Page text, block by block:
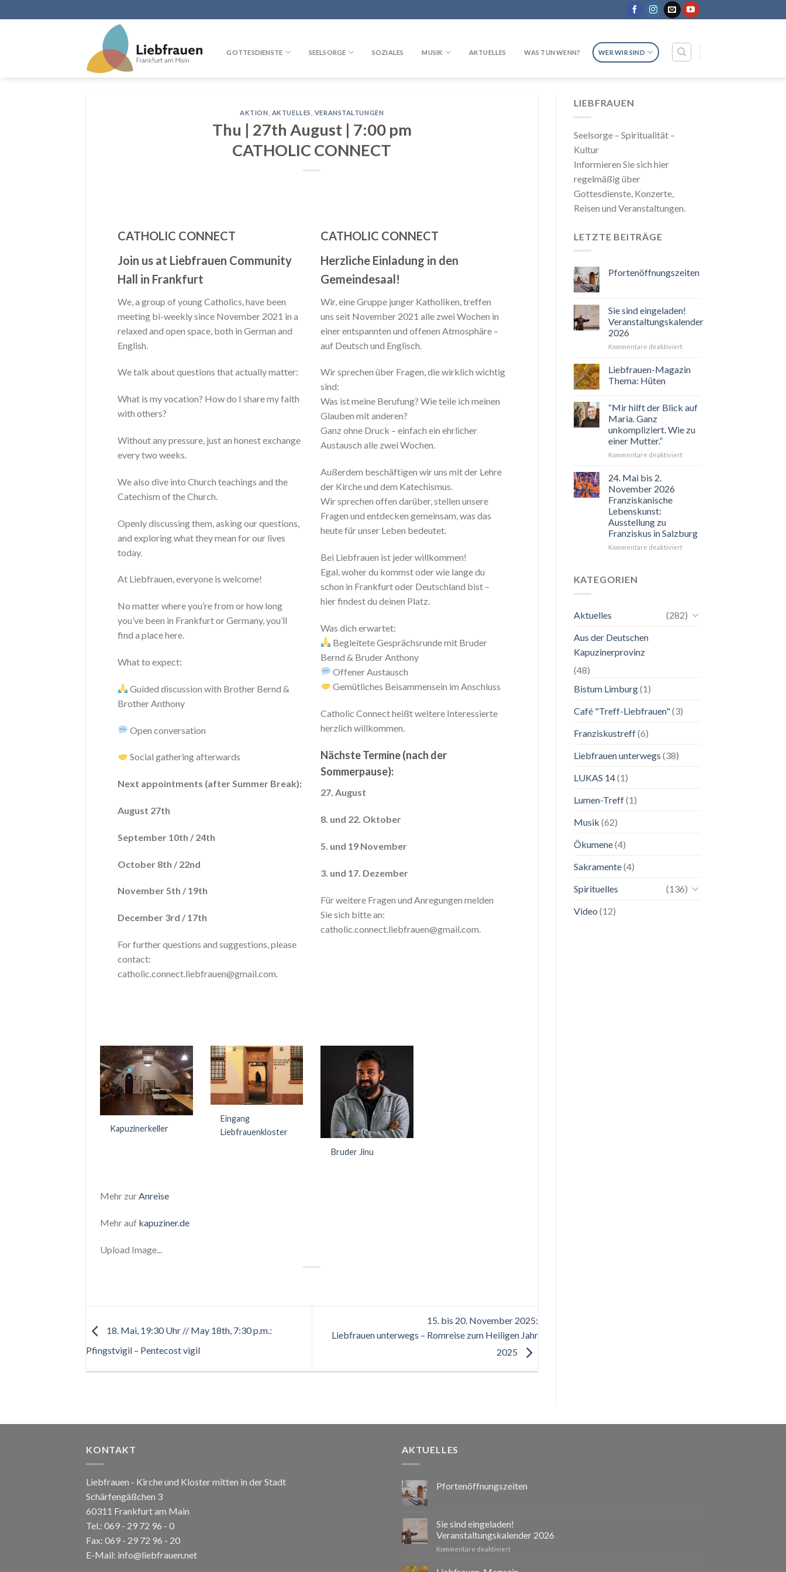
to
GOTTESDIENSTE SEELSORGE SOZIALES MUSIK AKTUELLES WAS TUN WENN? WER WIR SIND
AKTION AKTUELLES VERANSTALTUNGEN
Thu | 27th August | 7:00 pm
CATHOLIC CONNECT
CATHOLIC CONNECT
Join us at Liebfrauen Community
Hall in Frankfurt
We, a group of young Catholics, have been
meeting bi-weekly since November 2021 in a
relaxed and open space, both in German and
English.
We talk about questions that actually matter:
What is my vocation? How do I share my faith
with others?
Without any pressure, just an honest exchange
every two weeks.
We also dive into Church teachings and the
Catechism of the Church.
Openly discussing them, asking our questions,
and exploring what they mean for our lives
today.
At Liebfrauen, everyone is welcome!
No matter where you’re from or how long
you’ve been in Frankfurt or Germany, you’ll
find a place here.
What to expect:
Guided discussion with Brother Bernd &
Brother Anthony
Open conversation
Social gathering afterwards
Next appointments (after Summer Break):
August 27th
September 10th / 24th
October 8th / 22nd
November 5th / 19th
December 3rd / 17th
For further questions and suggestions, please
contact:
catholic.connect.liebfrauen@gmail.com.
CATHOLIC CONNECT
Herzliche Einladung in den
Gemeindesaal!
Wir, eine Gruppe junger Katholiken, treffen
uns seit November 2021 alle zwei Wochen in
einer entspannten und offenen Atmosphäre –
auf Deutsch und Englisch.
Wir sprechen über Fragen, die wirklich wichtig
sind:
Was ist meine Berufung? Wie teile ich meinen
Glauben mit anderen?
Ganz ohne Druck – einfach ein ehrlicher
Austausch alle zwei Wochen.
Außerdem beschäftigen wir uns mit der Lehre
der Kirche und dem Katechismus.
Wir sprechen offen darüber, stellen unsere
Fragen und entdecken gemeinsam, was das
heute für unser Leben bedeutet.
Bei Liebfrauen ist jeder willkommen!
Egal, woher du kommst oder wie lange du
schon in Frankfurt oder Deutschland bist –
hier findest du deinen Platz.
Was dich erwartet:
Begleitete Gesprächsrunde mit Bruder
Bernd & Bruder Anthony
Offener Austausch
Gemütliches Beisammensein im Anschluss
Catholic Connect heißt weitere Interessierte
herzlich willkommen.
Nächste Termine (nach der
Sommerpause):
27. August
8. und 22. Oktober
5. und 19 November
3. und 17. Dezember
Für weitere Fragen und Anregungen melden
Sie sich bitte an:
catholic.connect.liebfrauen@gmail.com.
Kapuzinerkeller
Eingang
Liebfrauenkloster
Bruder Jinu
Mehr zurAnreise
Mehr auf kapuziner.de
Upload Image...
18. Mai, 19:30 Uhr // May 18th, 7:30 p.m.:
Pfingstvigil – Pentecost vigil
15. bis 20. November 2025:
Liebfrauen unterwegs – Romreise zum Heiligen Jahr
2025
LIEBFRAUEN
Seelsorge – Spiritualität –
Kultur
Informieren Sie sich hier
regelmäßig über
Gottesdienste, Konzerte,
Reisen und Veranstaltungen.
LETZTE BEITRÄGE
Pfortenöffnungszeiten
Sie sind eingeladen!
Veranstaltungskalender
2026
Kommentare deaktiviertfür
sind
Liebfrauen-Magazin
Thema: Hüten
“Mir hilft der Blick auf
Maria. Ganz
unkompliziert. Wie zu
einer Mutter.”
Kommentare deaktiviertfür
unkompliziert.
24. Mai bis 2.
November 2026
Franziskanische
Lebenskunst:
Ausstellung zu
Franziskus in Salzburg
Kommentare deaktiviertfür
Franziskanische
KATEGORIEN
Aktuelles
(282)
Aus der Deutschen
Kapuzinerprovinz
(48)
Bistum Limburg(1)
Café "Treff-Liebfrauen"(3)
Franziskustreff(6)
Liebfrauen unterwegs (38)
LUKAS 14(1)
Lumen-Treff(1)
Musik (62)
Ökumene(4)
Sakramente(4)
Spirituelles
(136)
Video (12)
KONTAKT
Liebfrauen - Kirche und Kloster mitten in der Stadt
Schärfengäßchen 3
60311 Frankfurt am Main
Tel.: 069 - 29 72 96 - 0
Fax: 069 - 29 72 96 - 20
E-Mail: info@liebfrauen.net
AKTUELLES
Pfortenöffnungszeiten
Sie sind eingeladen!
Veranstaltungskalender 2026
Kommentare deaktiviertfür
sind